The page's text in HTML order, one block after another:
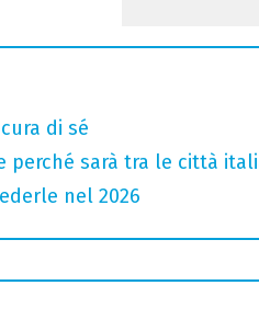
di sé
perché sarà tra le città
nel 2026